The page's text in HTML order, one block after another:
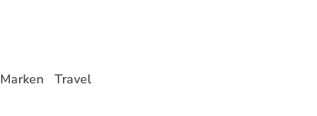
Marken Travel